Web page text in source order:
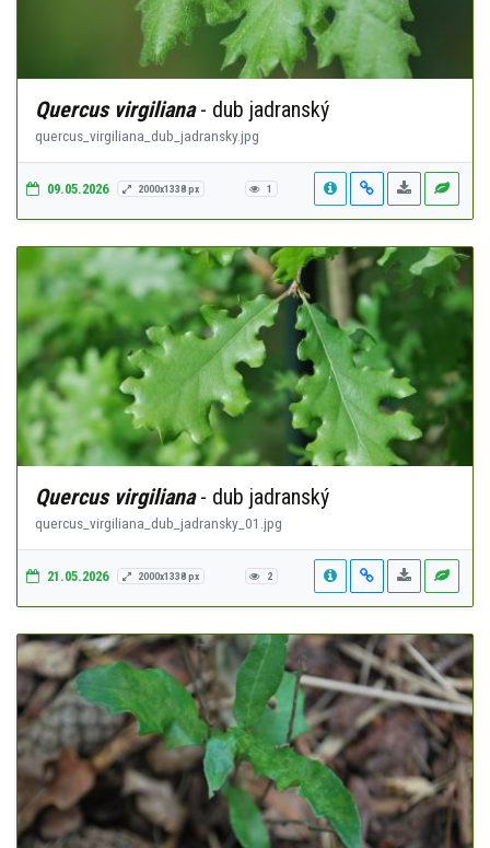
Quercus virgiliana- dub jadranský
quercus_virgiliana_dub_jadransky.jpg
09.05.2026 2000x1338 px 1
Quercus virgiliana- dub jadranský
quercus_virgiliana_dub_jadransky_01.jpg
21.05.2026 2000x1338 px 2